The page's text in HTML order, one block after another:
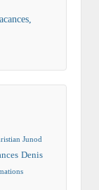
Junod
Denis